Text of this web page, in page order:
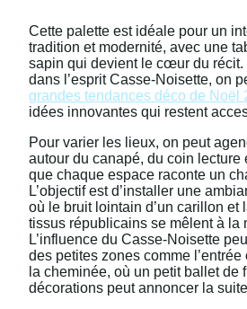
Cette palette est idéale pour un
tradition et modernité, avec une
sapin qui devient le cœur du récit.
dans l’esprit Casse-Noisette, on
grandes tendances déco de Noël
idées innovantes qui restent
Pour varier les lieux, on peut
autour du canapé, du coin lecture
que chaque espace raconte un
L’objectif est d’installer une
où le bruit lointain d’un carillon et
tissus républicains se mêlent à la
L’influence du Casse-Noisette
des petites zones comme l’entrée
la cheminée, où un petit ballet de
décorations peut annoncer la